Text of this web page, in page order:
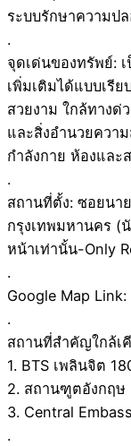
ระบบรักษาความป
.
จุดเด่นของทรัพย์:
เพิ่มเติมได้แบบเรี
สวยงาม ใกล้ทาง
และสิ่งอำนวยควา
กำลังกาย ห้องแล
.
สถานที่ตั้ง: ซอยนา
กรุงเทพมหานคร (
หน้าเท่านั้น-Only
.
Google Map
.
สถานที่สำคัญใกล้เ
1. BTS เพลินจิต
2. สถานฑูตอังกฤษ
3. Central
.